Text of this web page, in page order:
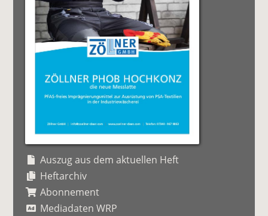
Auszug aus dem aktuellen Heft
Heftarchiv
Abonnement
Mediadaten WRP